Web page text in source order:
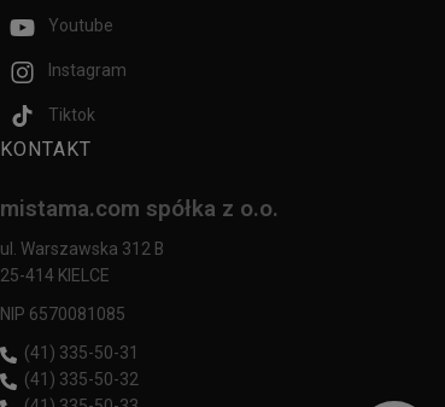
Youtube
Instagram
Tiktok
KONTAKT
mistama.com spółka z o.o.
ul. Warszawska 312 B
25-414 KIELCE
NIP 6570081085
(41) 335-50-31
(41) 335-50-32